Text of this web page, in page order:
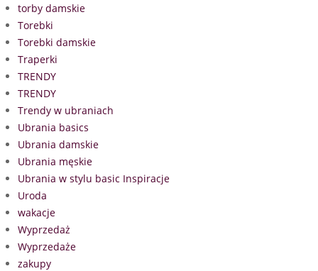
torby damskie
Torebki
Torebki damskie
Traperki
TRENDY
TRENDY
Trendy w ubraniach
Ubrania basics
Ubrania damskie
Ubrania męskie
Ubrania w stylu basic Inspiracje
Uroda
wakacje
Wyprzedaż
Wyprzedaże
zakupy